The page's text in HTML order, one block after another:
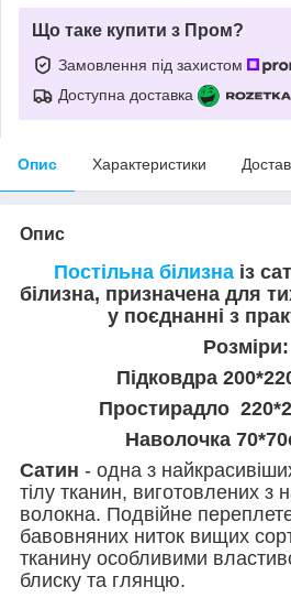
Що таке купити з Пром?
Замовлення під захистом
Доступна доставка
Опис Характеристики
Опис
Постільна білизнаіз
білизна, призначена для
у поєднанні з
Розміри:
Підковдра
Простирадло
Наволочка
Сатин - одна з
тілу тканин, виготовлених з
волокна. Подвійне
бавовняних ниток вищих
тканину особливими
блиску та глянцю.